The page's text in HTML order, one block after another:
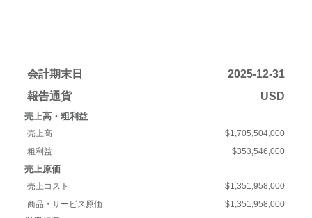
会計期末日
2025-12-31
報告通貨
USD
売上高・粗利益
売上高
$1,705,504,000
粗利益
$353,546,000
売上原価
売上コスト
$1,351,958,000
商品・サービス原価
$1,351,958,000